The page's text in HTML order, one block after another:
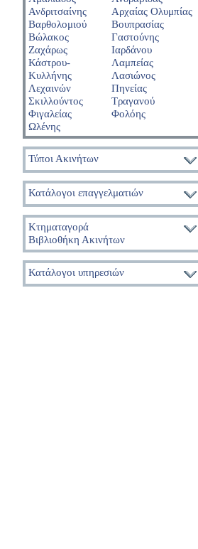
Ανδριτσαίνης
Αρχαίας Ολυμπίας
Βαρθολομιού
Βουπρασίας
Βώλακος
Γαστούνης
Ζαχάρως
Ιαρδάνου
Κάστρου-
Κυλλήνης
Λαμπείας
Λασιώνος
Λεχαινών
Πηνείας
Σκιλλούντος
Τραγανού
Φιγαλείας
Φολόης
Ωλένης
Τύποι Ακινήτων
Κατάλογοι επαγγελματιών
Κτηματαγορά
Βιβλιοθήκη Ακινήτων
Κατάλογοι υπηρεσιών